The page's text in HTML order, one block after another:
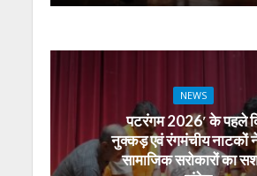
NEWS
पटरंगम 2026′ के पहले
नुक्कड़ एवं रंगमंचीय नाटकों ने
सामाजिक सरोकारों का